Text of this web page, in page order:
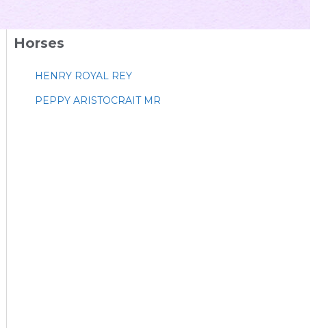
Horses
HENRY ROYAL REY
PEPPY ARISTOCRAIT MR